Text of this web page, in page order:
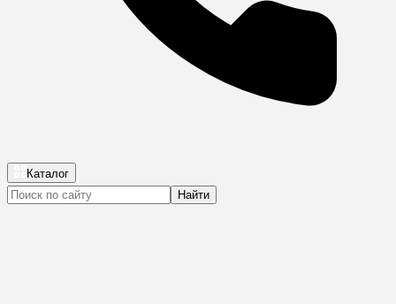
Каталог
Найти